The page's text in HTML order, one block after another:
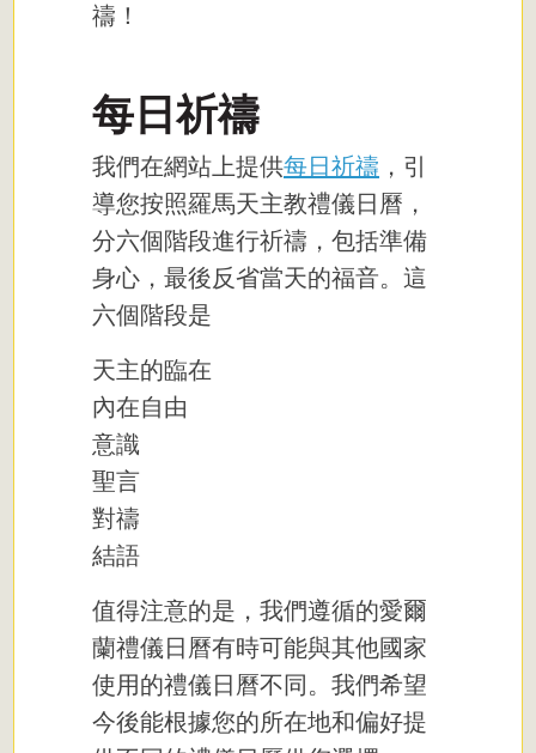
禱！
每日祈禱
我們在網站上提供每日祈禱 ，引
導您按照羅馬天主教禮儀日曆，
分六個階段進行祈禱，包括準備
身心，最後反省當天的福音。這
六個階段是
天主的臨在
內在自由
意識
聖言
對禱
結語
值得注意的是，我們遵循的愛爾
蘭禮儀日曆有時可能與其他國家
使用的禮儀日曆不同。我們希望
今後能根據您的所在地和偏好提